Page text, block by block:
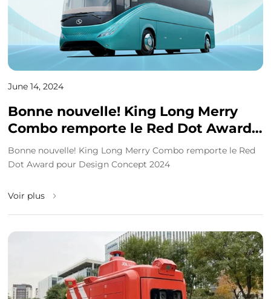
June 14, 2024
Bonne nouvelle! King Long Merry
Combo remporte le Red Dot Award
pour Design Concept 2024
Bonne nouvelle! King Long Merry Combo remporte le Red
Dot Award pour Design Concept 2024
Voir plus